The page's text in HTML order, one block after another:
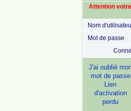
Attention
Nom
Mot de passe
J'ai oublié
mot de passe
Lien
d'activation
perdu